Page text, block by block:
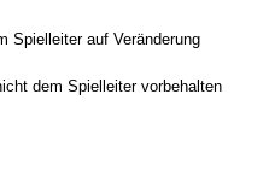
Spielleiter auf Veränderung
dem Spielleiter vorbehalten